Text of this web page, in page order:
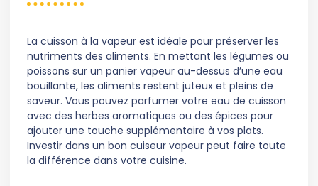
La cuisson à la vapeur est idéale pour préserver les
nutriments des aliments. En mettant les légumes ou
poissons sur un panier vapeur au-dessus d’une eau
bouillante, les aliments restent juteux et pleins de
saveur. Vous pouvez parfumer votre eau de cuisson
avec des herbes aromatiques ou des épices pour
ajouter une touche supplémentaire à vos plats.
Investir dans un bon cuiseur vapeur peut faire toute
la différence dans votre cuisine.